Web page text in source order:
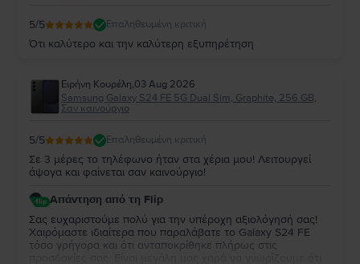
5/5 Επαληθευμένη κριτική
Ότι καλύτερο και την καλύτερη εξυπηρέτηση
Ειρήνη Κουρέλη,03 Aug 2026
Samsung Galaxy S24 FE 5G Dual Sim, Graphite, 256 GB,
Σαν καινούργιο
5/5 Επαληθευμένη κριτική
Σε 3 μέρες το τηλέφωνο ήταν στα χέρια μου! Λειτουργεί
άψογα και φαίνεται σαν καινούργιο!
Απάντηση από τη Flip
Σας ευχαριστούμε πολύ για την υπέροχη αξιολόγησή σας!
Χαιρόμαστε ιδιαίτερα που παραλάβατε το Galaxy S24 FE
τόσο γρήγορα και ότι ανταποκρίθηκε πλήρως στις